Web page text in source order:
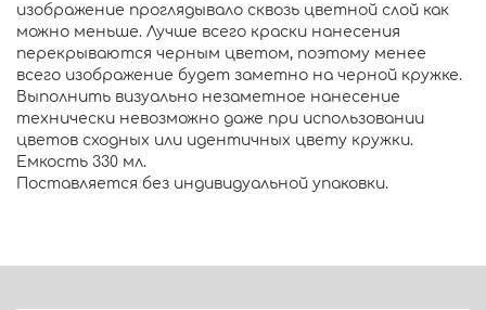
изображение проглядывало сквозь цветной слой как
можно меньше. Лучше всего краски нанесения
перекрываются черным цветом, поэтому менее
всего изображение будет заметно на черной кружке.
Выполнить визуально незаметное нанесение
технически невозможно даже при использовании
цветов сходных или идентичных цвету кружки.
Емкость 330 мл.
Поставляется без индивидуальной упаковки.